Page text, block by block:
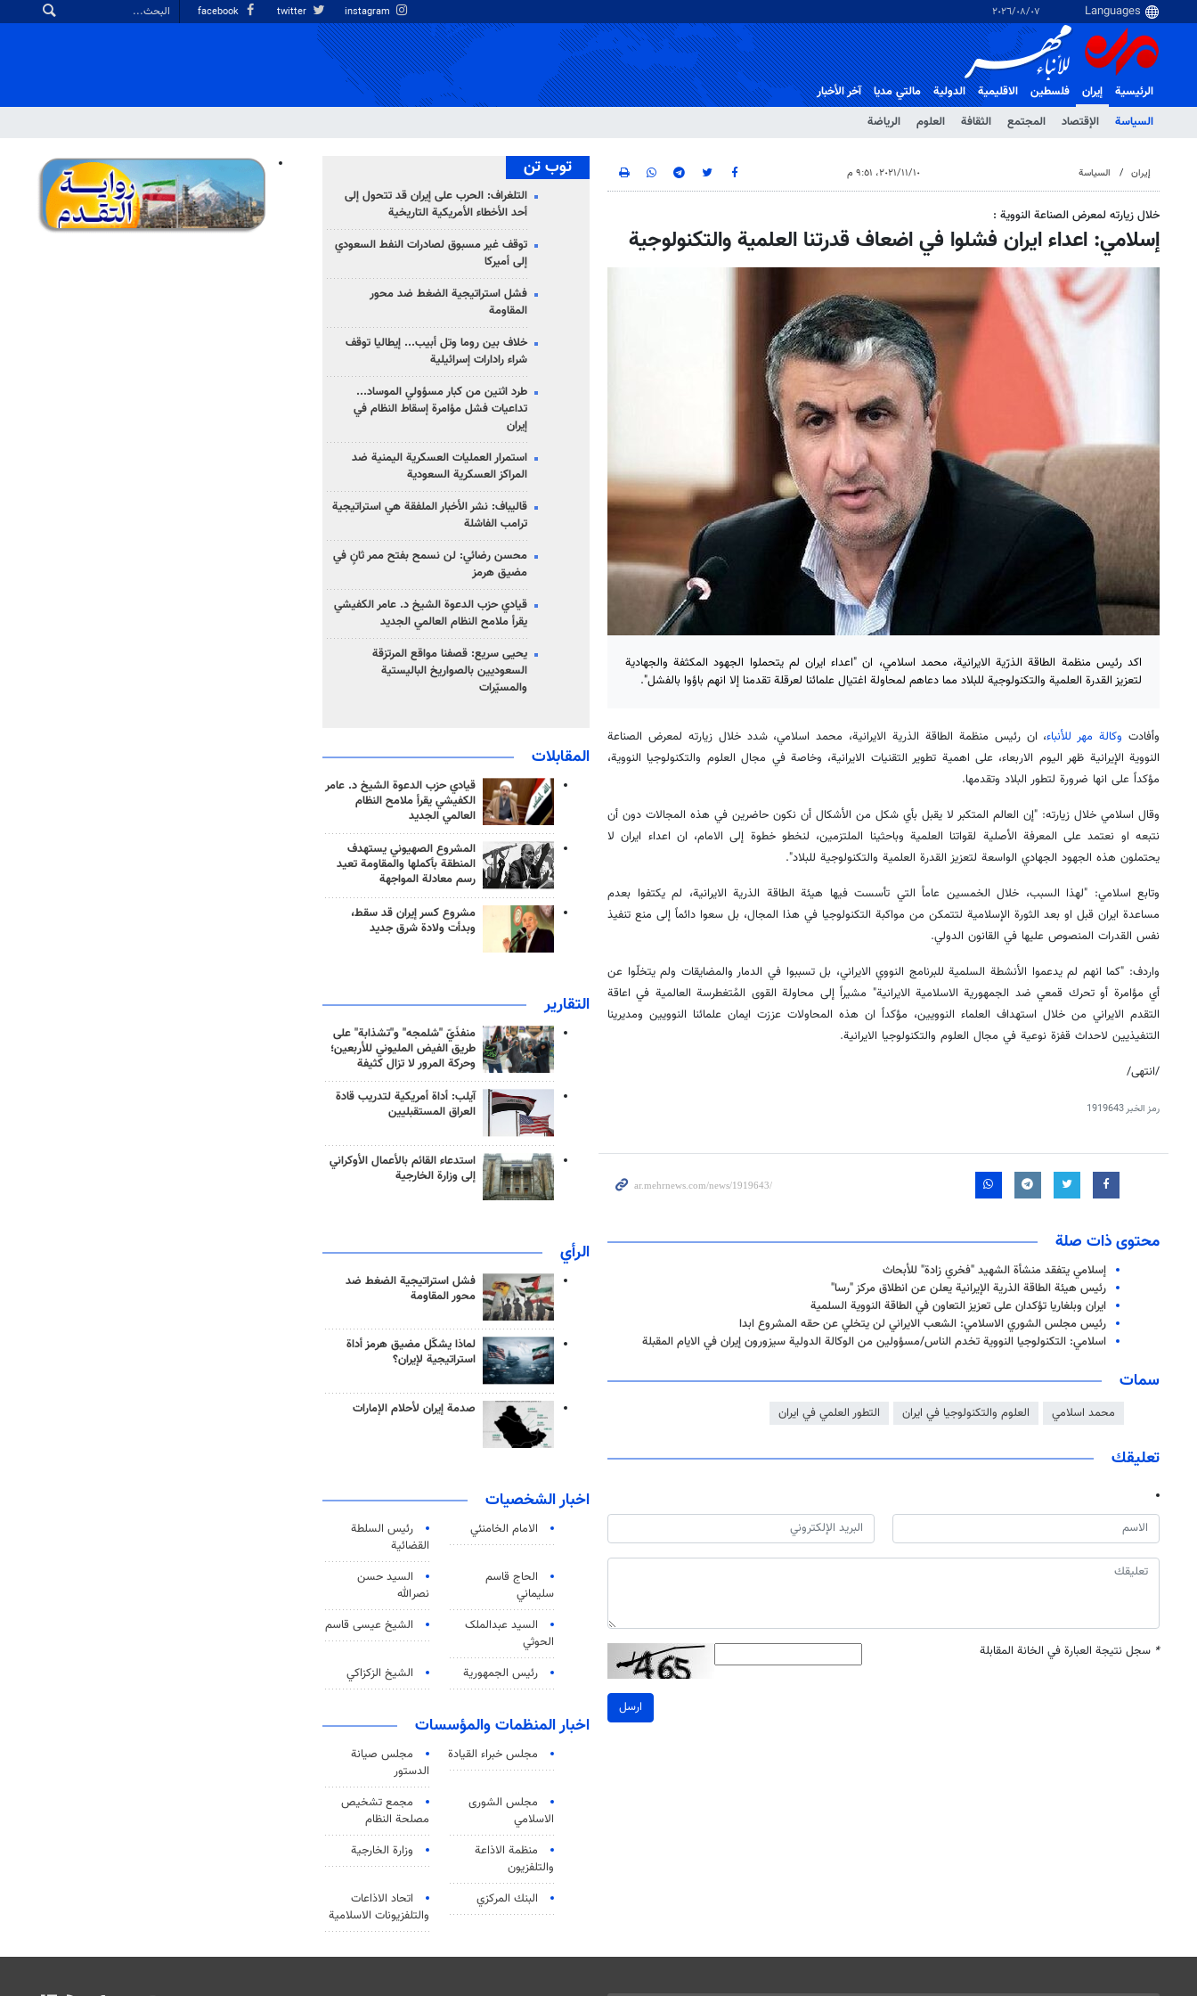
٠٧‏/٠٨‏/٢٠٢٦
الرئيسية
إيران
السياسة
الإقتصاد المجتمع الثقافة العلوم الرياضة
فلسطین الاقلیمیة الدولية مالتي مدیا آخر الأخبار
إيران السياسة ١٠‏/١١‏/٢٠٢١، ٩:٥١ م
خلال زيارته لمعرض الصناعة النووية :
إسلامي: اعداء ايران فشلوا في اضعاف قدرتنا العلمية والتكنولوجية
اكد رئيس منظمة الطاقة الذرّية الايرانية، محمد اسلامي، ان "اعداء ايران لم يتحملوا الجهود المكثفة والجهادية
لتعزيز القدرة العلمية والتكنولوجية للبلاد مما دعاهم لمحاولة اغتيال علمائنا لعرقلة تقدمنا إلا انهم باؤوا بالفشل".
وأفادت وكالة مهر للأنباء، ان رئيس منظمة الطاقة الذرية الايرانية، محمد اسلامي، شدد خلال زيارته لمعرض الصناعة
النووية الإيرانية ظهر اليوم الاربعاء، على اهمية تطوير التقنيات الايرانية، وخاصة في مجال العلوم والتكنولوجيا النووية،
مؤكداً على انها ضرورة لتطور البلاد وتقدمها.
وقال اسلامي خلال زيارته: "إن العالم المتكبر لا يقبل بأي شكل من الأشكال أن نكون حاضرين في هذه المجالات دون أن
نتبعه او نعتمد على المعرفة الأصلية لقواتنا العلمية وباحثينا الملتزمين، لنخطو خطوة إلى الامام، ان اعداء ايران لا
يحتملون هذه الجهود الجهادي الواسعة لتعزيز القدرة العلمية والتكنولوجية للبلاد".
وتابع اسلامي: "لهذا السبب، خلال الخمسين عاماُ التي تأسست فيها هيئة الطاقة الذرية الايرانية، لم يكتفوا بعدم
مساعدة ايران قبل او بعد الثورة الإسلامية لتتمكن من مواكبة التكنولوجيا في هذا المجال، بل سعوا دائماً إلى منع تنفيذ
نفس القدرات المنصوص عليها في القانون الدولي.
واردف: "كما انهم لم يدعموا الأنشطة السلمية للبرنامج النووي الايراني، بل تسببوا في الدمار والمضايقات ولم يتخلّوا عن
أي مؤامرة أو تحرك قمعي ضد الجمهورية الاسلامية الايرانية" مشيراً إلى محاولة القوى المُتغطرسة العالمية في اعاقة
التقدم الايراني من خلال استهداف العلماء النوويين، مؤكداً ان هذه المحاولات عززت ايمان علمائنا النوويين ومديرينا
التنفيذيين لاحداث قفزة نوعية في مجال العلوم والتكنولوجيا الايرانية.
/انتهى/
رمز الخبر1919643
محتوى ذات صلة
إسلامي يتفقد منشأة الشهيد "فخري زادة" للأبحاث
رئيس هيئة الطاقة الذرية الإيرانية يعلن عن انطلاق مركز "رسا"
ايران وبلغاريا تؤكدان على تعزيز التعاون في الطاقة النووية السلمية
رئيس مجلس الشوري الاسلامي: الشعب الايراني لن يتخلي عن حقه المشروع ابدا
اسلامي: التكنولوجيا النووية تخدم الناس/مسؤولين من الوكالة الدولية سيزورون إيران في الايام المقبلة
سمات
محمد اسلامي العلوم والتكنولوجيا في ايران التطور العلمي في ايران
تعليقك
* سجل نتيجة العبارة في الخانة المقابلة
ارسل
توب تن
التلغراف: الحرب على إيران قد تتحول إلى
أحد الأخطاء الأمريكية التاريخية
توقف غير مسبوق لصادرات النفط السعودي
إلى أميركا
فشل استراتيجية الضغط ضد محور
المقاومة
خلاف بين روما وتل أبيب... إيطاليا توقف
شراء رادارات إسرائيلية
طرد اثنين من كبار مسؤولي الموساد...
تداعيات فشل مؤامرة إسقاط النظام في
إيران
استمرار العمليات العسكرية اليمنية ضد
المراكز العسكرية السعودية
قاليباف: نشر الأخبار الملفقة هي استراتيجية
ترامب الفاشلة
محسن رضائي: لن نسمح بفتح ممر ثانٍ في
مضيق هرمز
قيادي حزب الدعوة الشيخ د. عامر الكفيشي
يقرأ ملامح النظام العالمي الجديد
يحيى سريع: قصفنا مواقع المرتزقة
السعوديين بالصواريخ الباليستية
والمسيّرات
المقابلات
قيادي حزب الدعوة الشيخ د. عامر
الكفيشي يقرأ ملامح النظام
العالمي الجديد
المشروع الصهيوني يستهدف
المنطقة بأكملها والمقاومة تعيد
رسم معادلة المواجهة
مشروع كسر إيران قد سقط،
وبدأت ولادة شرق جديد
التقارير
منفذَيّ "شلمجه" و"تشذابة" على
طريق الفيض المليوني للأربعين؛
وحركة المرور لا تزال كثيفة
آيلب: أداة أمريكية لتدريب قادة
العراق المستقبليين
استدعاء القائم بالأعمال الأوكراني
إلى وزارة الخارجية
الرأي
فشل استراتيجية الضغط ضد
محور المقاومة
لماذا يشكّل مضيق هرمز أداة
استراتيجية لإيران؟
صدمة إيران لأحلام الإمارات
اخبار الشخصيات
الامام الخامنئي
رئیس السلطة
القضائیة
الحاج قاسم
سليماني
السيد حسن
نصرالله
السید عبدالملک
الحوثي
الشيخ عيسى قاسم
رئيس الجمهورية الشيخ الزكزاكي
اخبار المنظمات والمؤسسات
مجلس خبراء القيادة
مجلس صيانة
الدستور
مجلس الشورى
الاسلامي
مجمع تشخيص
مصلحة النظام
منظمة الاذاعة
والتلفزیون
وزارة الخارجية
البنك المركزي
اتحاد الاذاعات
والتلفزيونات الاسلامية